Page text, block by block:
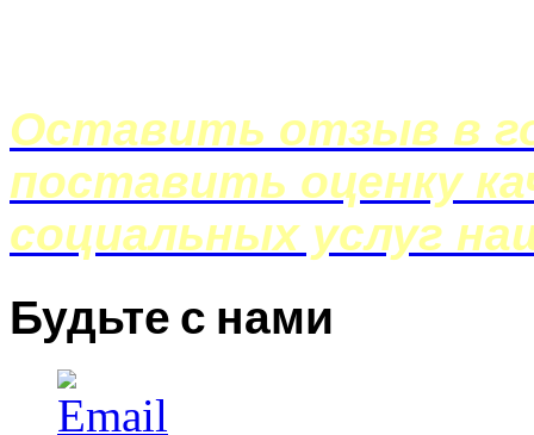
Оставить отзыв в
поставить оценку
социальных услуг
Будьте с нами